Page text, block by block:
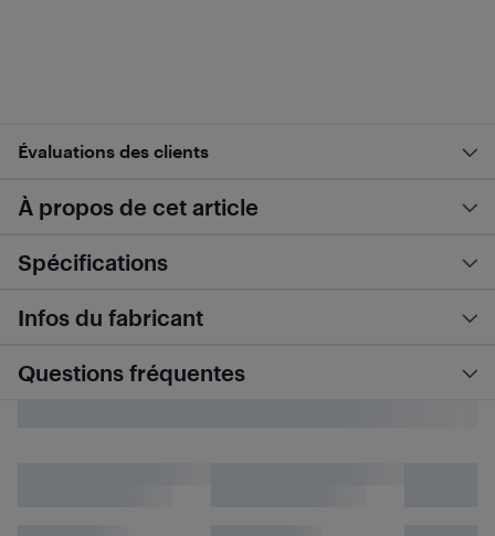
Évaluations des clients
À propos de cet article
Spécifications
Infos du fabricant
Questions fréquentes